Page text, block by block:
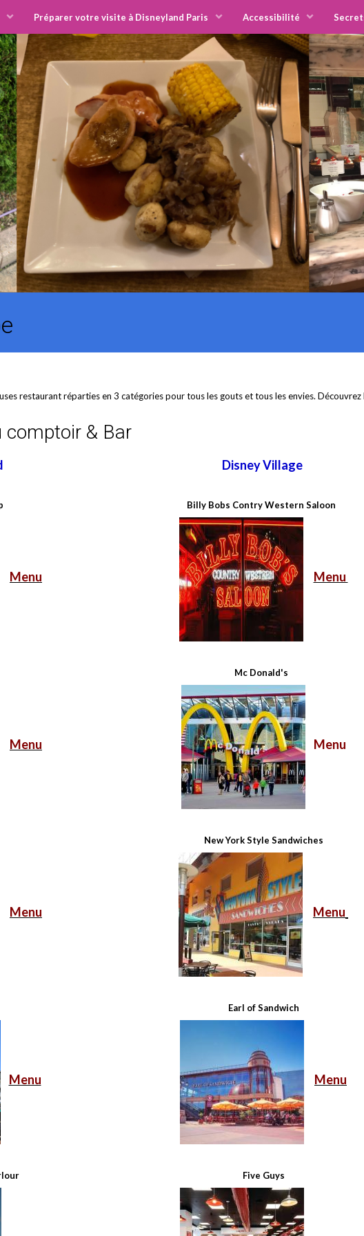
Préparer votre visite à Disneyland Paris Accessibilité
restaurant réparties en 3 catégories pour tous les gouts et tous les envies.
comptoir & Bar
Menu
Menu
Menu
Menu
Disney Village
Billy Bobs Contry Western Saloon
Menu
Mc Donald's
Menu
New York Style Sandwiches
Menu
Earl of Sandwich
Menu
Five Guys